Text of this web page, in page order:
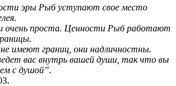
эры Рыб уступают свое место
очень проста. Ценности Рыб работают
имеют границ, они надличностны.
вас внутрь вашей души, так что вы
с душой”.